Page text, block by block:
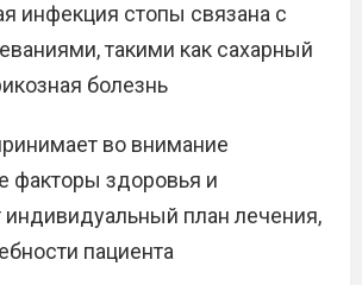
инфекция стопы связана с
такими как сахарный
болезнь
во внимание
факторы здоровья и
индивидуальный план лечения,
пациента